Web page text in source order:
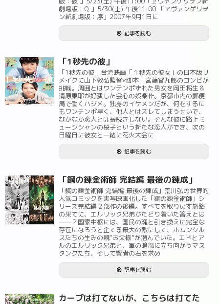
劇場版：Q 」5/30(土) 午後11:00 「ヱヴァンゲリヲ
ン新劇場版：序」2007年9月1日に
記事を読む
「1秒先の彼」
「1秒先の彼」台湾映画「１秒先の彼女」の日本版リ
メイクに山下敦弘監督×脚本・宮藤官九郎のコンビが
挑戦。周囲とはワンテンポずれた男女を岡田将生＆
清原果耶が好演した会心の娯楽作。京都市内の郵便
局で働くハジメ。独身のイケメンだが、何をするに
もワンテンポ早く、他人とはズレてしまうせいで、
なかなか恋人とは長続きしない。そんな彼に路上ミ
ュージシャンの桜子という新たな恋人ができ、次の
日曜日に彼女と一緒に花火大会に
記事を読む
「鋼の錬金術師 完結編 最後の錬成」
「鋼の錬金術師 完結編 最後の錬成」荒川弘の世界的
人気コミックを実写映画化した「鋼の錬金術師」シ
リーズ完結編２部作の後編。すべてを取り戻す旅路
の果てに、エルリック兄弟がたどり着いた答えとは
――？国家中枢には、国民の魂と引き換えに完全な
存在になろうと企てる最大の敵にして、ホムンクル
スたちの生みの親“お父様”が潜んでいた。エドとア
ルのエルリック兄弟と、軍の暗部に立ち向かうマス
タングたち、そして賢者の石を求め
記事を読む
カープは打てないが、こちらは打てた